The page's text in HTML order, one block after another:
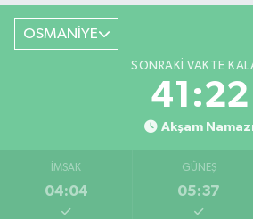
OSMANİYE
SONRAKI VAKTE
41:21
Akşam
İMSAK
04:04
GÜNEŞ
05:37